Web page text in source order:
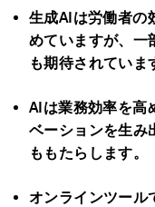
生成AIは労働者の
めていますが、一
も期待されていま
AIは業務効率を高
ベーションを生み
ももたらします。
オンラインツール